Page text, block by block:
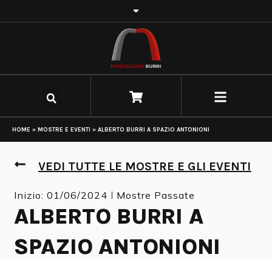
HOME » MOSTRE E EVENTI » ALBERTO BURRI A SPAZIO ANTONIONI
VEDI TUTTE LE MOSTRE E GLI EVENTI
Inizio: 01/06/2024 Mostre Passate
ALBERTO BURRI A
SPAZIO ANTONIONI